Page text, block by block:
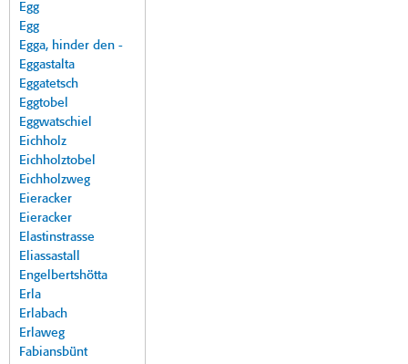
Egg
Egg
Egga, hinder den -
Eggastalta
Eggatetsch
Eggtobel
Eggwatschiel
Eichholz
Eichholztobel
Eichholzweg
Eieracker
Eieracker
Elastinstrasse
Eliassastall
Engelbertshötta
Erla
Erlabach
Erlaweg
Fabiansbünt